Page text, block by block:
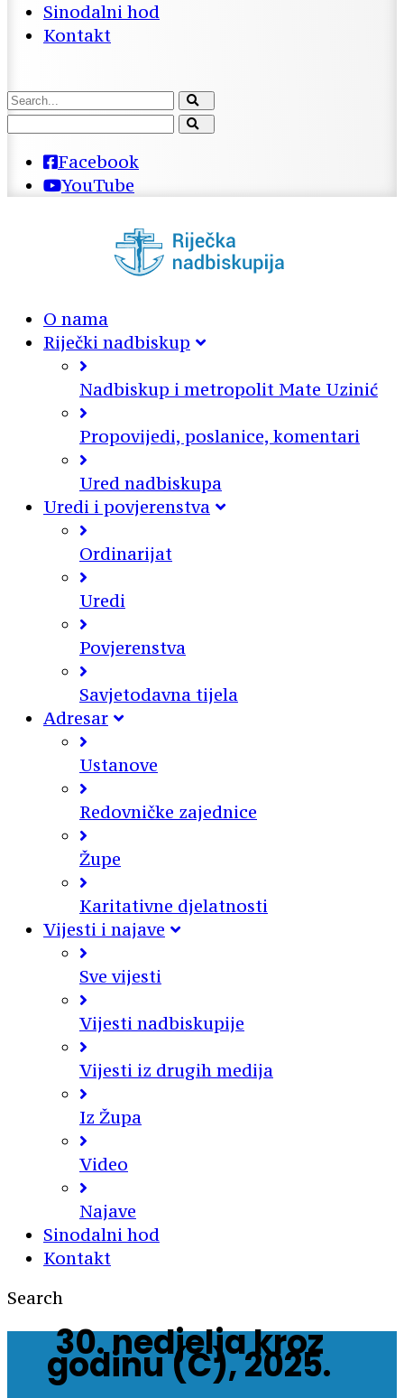
Sinodalni hod
Kontakt
Facebook
YouTube
O nama
Riječki nadbiskup
Nadbiskup i metropolit Mate Uzinić
Propovijedi, poslanice, komentari
Ured nadbiskupa
Uredi i povjerenstva
Ordinarijat
Uredi
Povjerenstva
Savjetodavna tijela
Adresar
Ustanove
Redovničke zajednice
Župe
Karitativne djelatnosti
Vijesti i najave
Sve vijesti
Vijesti nadbiskupije
Vijesti iz drugih medija
Iz Župa
Video
Najave
Sinodalni hod
Kontakt
Search
30. nedjelja kroz
godinu (C), 2025.